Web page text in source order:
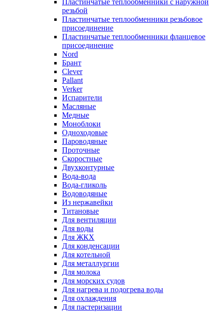
Пластинчатые теплообменники с наружной
резьбой
Пластинчатые теплообменники резьбовое
присоединение
Пластинчатые теплообменники фланцевое
присоединение
Nord
Брант
Clever
Pallant
Verker
Испарители
Масляные
Медные
Моноблоки
Одноходовые
Пароводяные
Проточные
Скоростные
Двухконтурные
Вода-вода
Вода-гликоль
Водоводяные
Из нержавейки
Титановые
Для вентиляции
Для воды
Для ЖКХ
Для конденсации
Для котельной
Для металлургии
Для молока
Для морских судов
Для нагрева и подогрева воды
Для охлаждения
Для пастеризации